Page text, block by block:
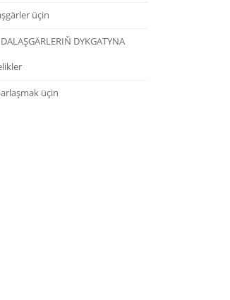
üçin
DALAŞGÄRLERIŇ DYKGATYNA
üçin